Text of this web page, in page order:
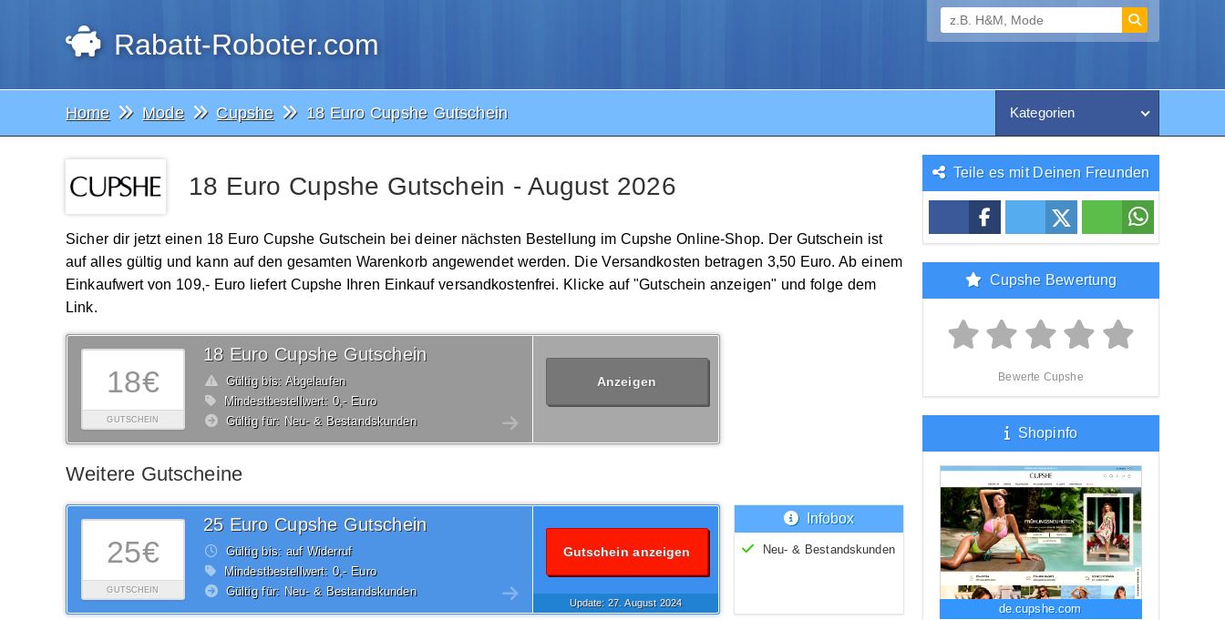
Rabatt-Roboter.com
Home Mode Cupshe 18 Euro Cupshe Gutschein Kategorien
18 Euro Cupshe Gutschein - August 2026
Sicher dir jetzt einen 18 Euro Cupshe Gutschein bei deiner nächsten Bestellung im Cupshe Online-Shop. Der Gutschein ist
auf alles gültig und kann auf den gesamten Warenkorb angewendet werden. Die Versandkosten betragen 3,50 Euro. Ab einem
Einkaufwert von 109,- Euro liefert Cupshe Ihren Einkauf versandkostenfrei. Klicke auf "Gutschein anzeigen" und folge dem
Link.
18€
GUTSCHEIN
18 Euro Cupshe Gutschein
Gültig bis: Abgelaufen
Mindestbestellwert: 0,- Euro
Gültig für: Neu- & Bestandskunden
Anzeigen
Weitere Gutscheine
25€
GUTSCHEIN
25 Euro Cupshe Gutschein
Gültig bis: auf Widerruf
Mindestbestellwert: 0,- Euro
Gültig für: Neu- & Bestandskunden
Gutschein anzeigen
Update: 27.August2024
Infobox
Neu- & Bestandskunden
Teile es mit Deinen Freunden
Cupshe Bewertung
Bewerte Cupshe
Shopinfo
de.cupshe.com